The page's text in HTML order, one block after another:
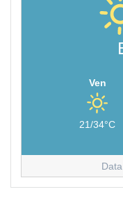
Ven
21/34°C